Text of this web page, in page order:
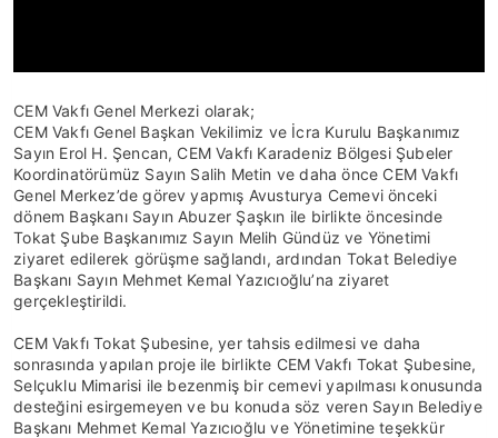
CEM Vakfı Genel Merkezi olarak;
CEM Vakfı Genel Başkan Vekilimiz ve İcra Kurulu Başkanımız
Sayın Erol H. Şencan, CEM Vakfı Karadeniz Bölgesi Şubeler
Koordinatörümüz Sayın Salih Metin ve daha önce CEM Vakfı
Genel Merkez’de görev yapmış Avusturya Cemevi önceki
dönem Başkanı Sayın Abuzer Şaşkın ile birlikte öncesinde
Tokat Şube Başkanımız Sayın Melih Gündüz ve Yönetimi
ziyaret edilerek görüşme sağlandı, ardından Tokat Belediye
Başkanı Sayın Mehmet Kemal Yazıcıoğlu’na ziyaret
gerçekleştirildi.
CEM Vakfı Tokat Şubesine, yer tahsis edilmesi ve daha
sonrasında yapılan proje ile birlikte CEM Vakfı Tokat Şubesine,
Selçuklu Mimarisi ile bezenmiş bir cemevi yapılması konusunda
desteğini esirgemeyen ve bu konuda söz veren Sayın Belediye
Başkanı Mehmet Kemal Yazıcıoğlu ve Yönetimine teşekkür